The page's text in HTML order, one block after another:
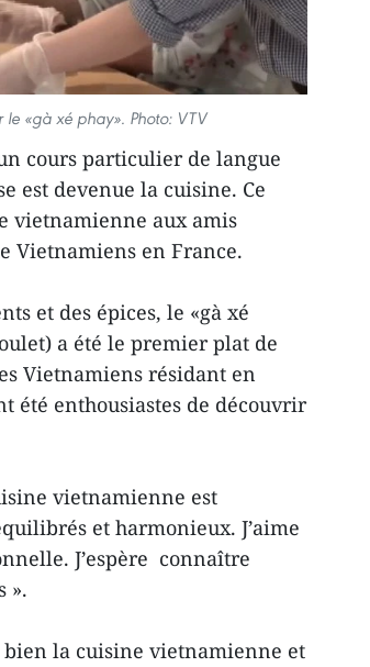
le «gà xé phay». Photo: VTV
cours particulier de langue
est devenue la cuisine. Ce
vietnamienne aux amis
Vietnamiens en France.
et des épices, le «gà xé
a été le premier plat de
Vietnamiens résidant en
été enthousiastes de découvrir
vietnamienne est
et harmonieux. J’aime
J’espère connaître
».
bien la cuisine vietnamienne et